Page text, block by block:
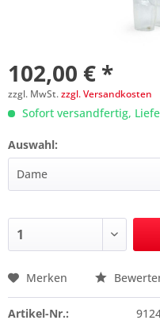
102,00 € *
zzgl. MwSt.zzgl. Versandkosten
Sofort versandfertig,
Auswahl:
Preis anfragen
Merken
Artikel-Nr.: